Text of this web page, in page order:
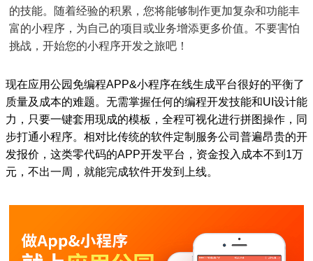
的技能。随着经验的积累，您将能够制作更加复杂和功能丰
富的小程序，为自己的项目或业务增添更多价值。不要害怕
挑战，开始您的小程序开发之旅吧！
现在应用公园免编程APP&小程序在线生成平台很好的平衡了
质量及成本的难题。无需掌握任何的编程开发技能和UI设计能
力，只要一键套用现成的模板，全程可视化进行拼图操作，同
步打通小程序。相对比传统的软件定制服务公司普遍昂贵的开
发报价，这类零代码的APP开发平台，资金投入成本不到1万
元，不出一周，就能完成软件开发到上线。